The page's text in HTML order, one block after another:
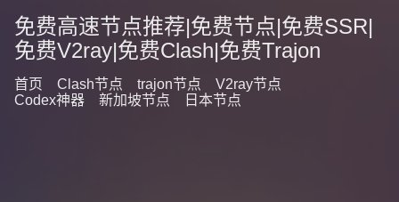
免费高速节点推荐|免费节点|免费SSR|
免费V2ray|免费Clash|免费Trajon
首页 Clash节点 trajon节点
V2ray节点
Codex神器
新加坡节点 日本节点